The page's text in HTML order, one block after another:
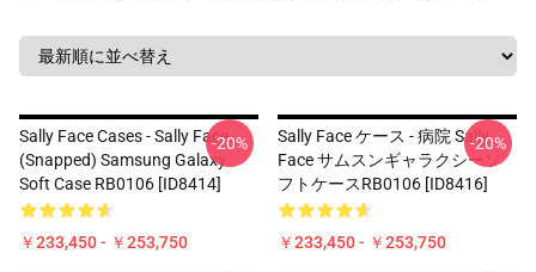
Sally Face Cases - Sally Face
(Snapped) Samsung Galaxy
Soft Case RB0106 [ID8414]
￥233,450 - ￥253,750
-20%
Sally Face ケース - 病院 Sally
Face サムスンギャラクシーソ
フトケースRB0106 [ID8416]
￥233,450 - ￥253,750
-20%